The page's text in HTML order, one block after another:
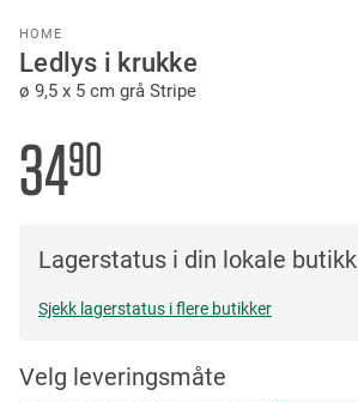
HOME
Ledlys i krukke
ø 9,5 x 5 cm grå Stripe
3490
Lagerstatus i din lokale butikk
Sjekk lagerstatus i flere butikker
Velg leveringsmåte
to
the
beginning
the
images
gallery